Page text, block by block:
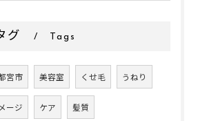
グ Tags
宮市 美容室 くせ毛 うねり
ージ ケア 髪質